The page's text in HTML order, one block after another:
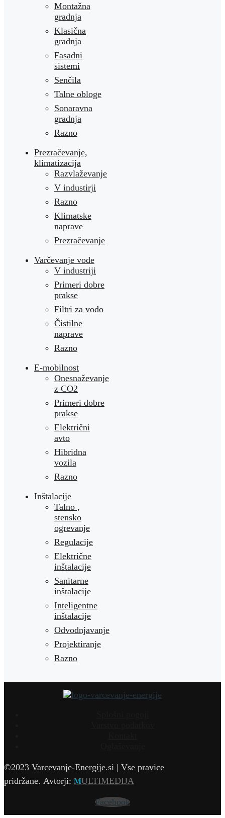
Montažna
gradnja
Klasična
gradnja
Fasadni
sistemi
Senčila
Talne obloge
Sonaravna
gradnja
Razno
Prezračevanje,
klimatizacija
Razvlaževanje
V industirji
Razno
Klimatske
naprave
Prezračevanje
Varčevanje vode
V industriji
Primeri dobre
prakse
Filtri za vodo
Čistilne
naprave
Razno
E-mobilnost
Onesnaževanje
z CO2
Primeri dobre
prakse
Električni
avto
Hibridna
vozila
Razno
Inštalacije
Talno ,
stensko
ogrevanje
Regulacije
Električne
inštalacije
Sanitarne
inštalacije
Inteligentne
inštalacije
Odvodnjavanje
Projektiranje
Razno
©2023 Varcevanje-Energije.si | Vse pravice
pridržane. Avtorji: MULTIMEDIJA
Facebook